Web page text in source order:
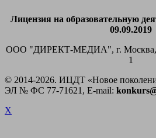
Лицензия на образовательную
09.09.2019
ООО "ДИРЕКТ-МЕДИА", г. Москва,
1
© 2014-2026. ИЦДТ «Новое
ЭЛ № ФС 77-71621, E-mail:
X